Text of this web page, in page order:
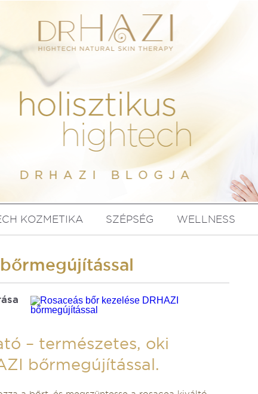
KOZMETIKA SZÉPSÉG WELLNESS
– természetes, oki
bőrmegújítással.